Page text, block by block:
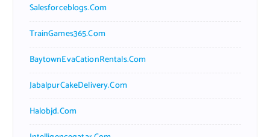
Salesforceblogs.com
TrainGames365.com
BaytownEvaCationRentals.com
JabalpurCakeDelivery.com
Halobjd.com